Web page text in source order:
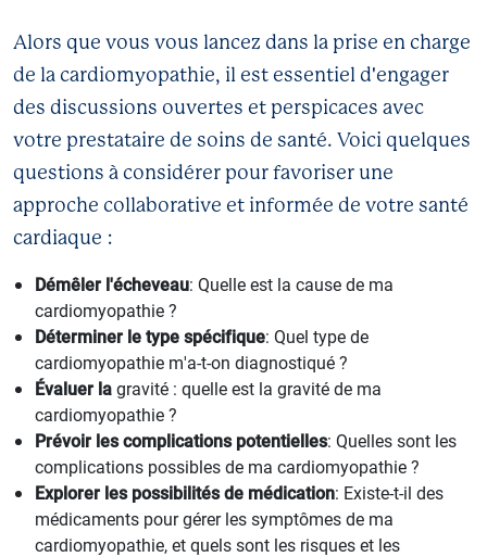
Alors que vous vous lancez dans la prise en charge
de la cardiomyopathie, il est essentiel d'engager
des discussions ouvertes et perspicaces avec
votre prestataire de soins de santé. Voici quelques
questions à considérer pour favoriser une
approche collaborative et informée de votre santé
cardiaque :
Démêler l'écheveau: Quelle est la cause de ma
cardiomyopathie ?
Déterminer le type spécifique: Quel type de
cardiomyopathie m'a-t-on diagnostiqué ?
Évaluer lagravité : quelle est la gravité de ma
cardiomyopathie ?
Prévoir les complications potentielles: Quelles sont les
complications possibles de ma cardiomyopathie ?
Explorer les possibilités de médication: Existe-t-il des
médicaments pour gérer les symptômes de ma
cardiomyopathie, et quels sont les risques et les